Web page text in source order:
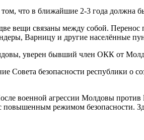
что в ближайшие 2-3 года должна
вещи связаны между собой.
Варницу и другие населённые
уверен бывший член ОКК от
Совета безопасности республики о
военной агрессии Молдовы против
режимом безопасности.